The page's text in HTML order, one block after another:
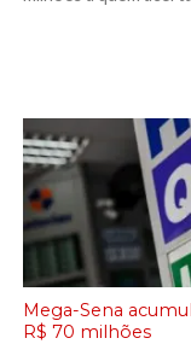
Mega-Sena
R$ 70 milhões